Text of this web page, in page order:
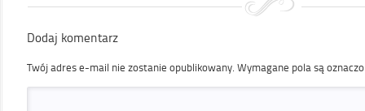
Dodaj komentarz
Twój adres e-mail nie zostanie opublikowany. Wymagane pola są